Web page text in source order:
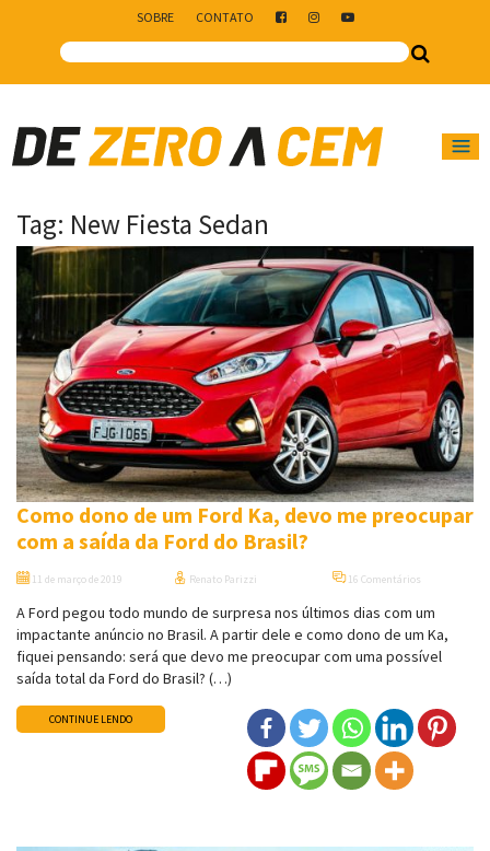
SOBRE CONTATO
Main Navigation
Tag: New Fiesta Sedan
Como dono de um Ford Ka, devo me preocupar
com a saída da Ford do Brasil?
11 de março de 2019 Renato Parizzi 16 Comentários
A Ford pegou todo mundo de surpresa nos últimos dias com um
impactante anúncio no Brasil. A partir dele e como dono de um Ka,
fiquei pensando: será que devo me preocupar com uma possível
saída total da Ford do Brasil? (…)
CONTINUE LENDO